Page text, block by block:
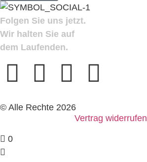
Folgen Sie uns jetzt.
Wir halten Sie auf
dem Laufenden.
© Alle Rechte 2026
Vertrag widerrufen
0